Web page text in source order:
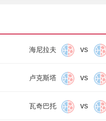
海尼拉夫 vs
卢克斯塔 vs
瓦奇巴托 vs